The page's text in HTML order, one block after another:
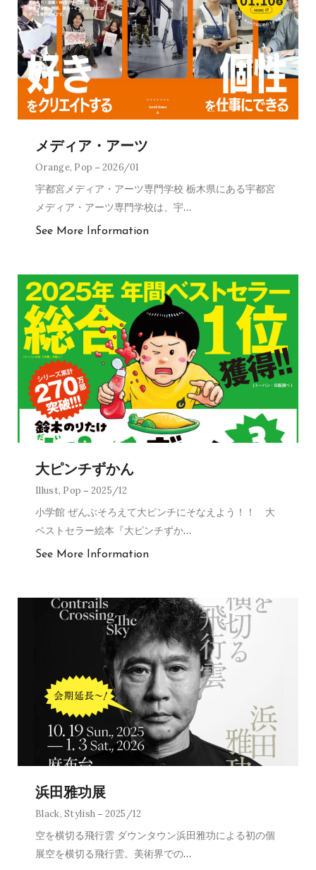
メディア・アーツ
Orange, Pop 2026/01
宇都宮メディア・アーツ専門学校 栃木県にある宇都宮
メディア・アーツ専門学校は、宇…
See More Information
大ピンチずかん
Illust, Pop 2025/12
小学館 ぜんぶそろえて大ピンチにそなえよう！！ 大
ベストセラー絵本『大ピンチずか…
See More Information
浜田雅功展
Black,Stylish 2025/12
空を横切る飛行雲 ダウンタウン浜田雅功による初の個
展空を横切る飛行雲。美術界での…